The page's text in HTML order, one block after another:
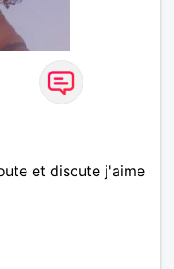
et discute j'aime